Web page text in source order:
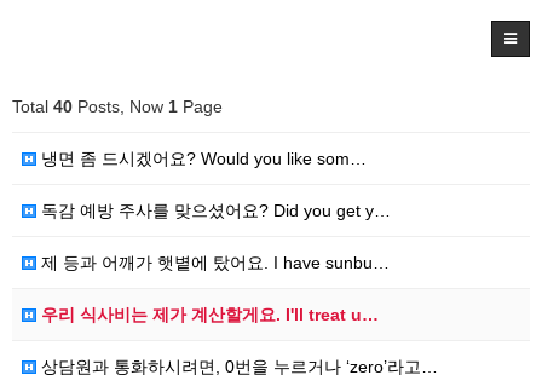
Total 40 Posts, Now 1 Page
냉면 좀 드시겠어요? Would you like som…
독감 예방 주사를 맞으셨어요? Did you get y…
제 등과 어깨가 햇볕에 탔어요. I have sunbu…
우리 식사비는 제가 계산할게요. I'll treat u…
상담원과 통화하시려면, 0번을 누르거나 ‘zero’라고…